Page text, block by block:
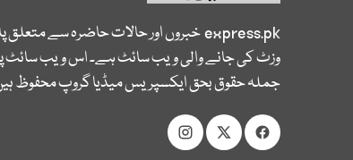
express.pkخبروں اور حالات حاضرہ سے
وزٹ کی جانے والی ویب سائٹ ہے۔ اس ویب سائٹ
جملہ حقوق بحق ایکسپریس میڈیا گروپ محفوظ